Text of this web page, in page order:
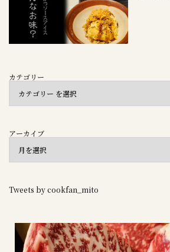
カテゴリー
アーカイブ
Tweets by cookfan_mito